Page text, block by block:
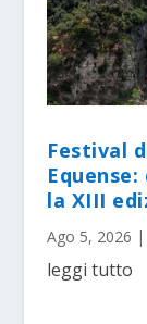
Festival
la XIII
Ago 5, 2026 |
leggi tutto